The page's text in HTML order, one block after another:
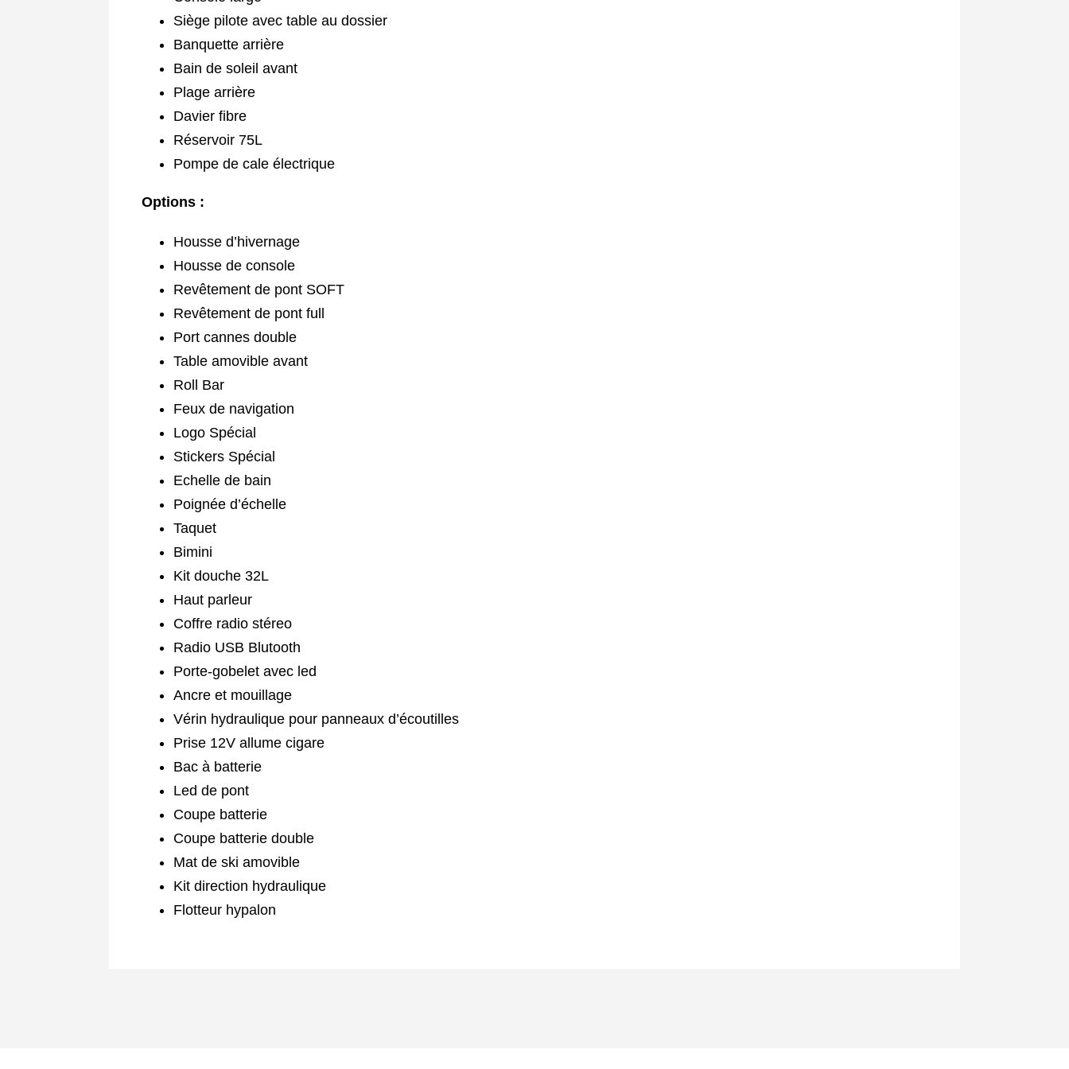
Siège pilote avec table au dossier
Banquette arrière
Bain de soleil avant
Plage arrière
Davier fibre
Réservoir 75L
Pompe de cale électrique
Options :
Housse d’hivernage
Housse de console
Revêtement de pont SOFT
Revêtement de pont full
Port cannes double
Table amovible avant
Roll Bar
Feux de navigation
Logo Spécial
Stickers Spécial
Echelle de bain
Poignée d’échelle
Taquet
Bimini
Kit douche 32L
Haut parleur
Coffre radio stéreo
Radio USB Blutooth
Porte-gobelet avec led
Ancre et mouillage
Vérin hydraulique pour panneaux d’écoutilles
Prise 12V allume cigare
Bac à batterie
Led de pont
Coupe batterie
Coupe batterie double
Mat de ski amovible
Kit direction hydraulique
Flotteur hypalon